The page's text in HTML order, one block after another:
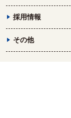
採用情報
その他